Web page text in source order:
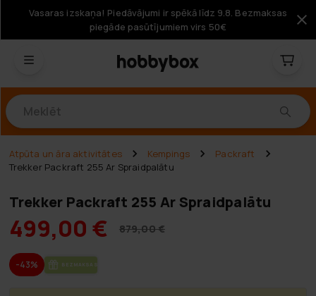
Vasaras izskaņa! Piedāvājumi ir spēkā līdz 9.8. Bezmaksas
piegāde pasūtījumiem virs 50€
Atpūta un āra aktivitātes Kempings
Packraft
Trekker Packraft 255 Ar Spraidpalātu
Trekker Packraft 255 Ar Spraidpalātu
499,00 € 879,00 €
-43% BEZ­MAK­SAS PIE­GĀ­DE